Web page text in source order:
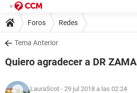
Foros Redes
Tema Anterior
Quiero agradecer a DR ZAMA
LauraScot - 29 jul 2018 a las 02:24